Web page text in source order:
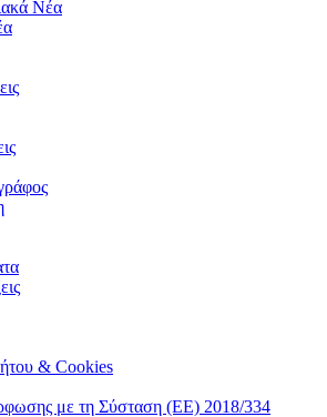
Νέα
& Cookies
με τη Σύσταση (ΕΕ) 2018/334